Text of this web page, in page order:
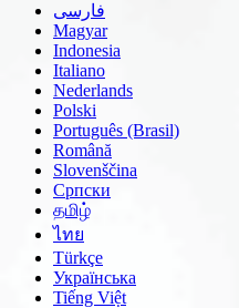
فارسی
Magyar
Indonesia
Italiano
Nederlands
Polski
Português (Brasil)
Română
Slovenščina
Српски
தமிழ்
ไทย
Türkçe
Українська
Tiếng Việt